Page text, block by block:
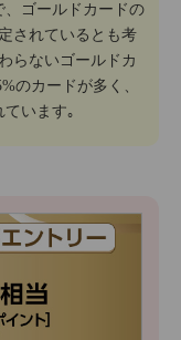
、ゴールドカードの
されているとも考
らないゴールドカ
のカードが多く、
います｡